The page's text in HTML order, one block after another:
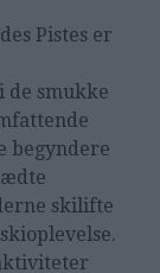
Pistes er
de smukke
begyndere
skilifte